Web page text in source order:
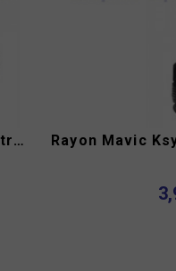
Tête de rayon roues Vision Metron 90 Rayon Mavic